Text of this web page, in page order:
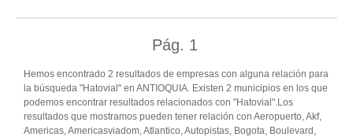
Pág. 1
Hemos encontrado 2 resultados de empresas con alguna relación para
la búsqueda "Hatovial" en ANTIOQUIA. Existen 2 municipios en los que
podemos encontrar resultados relacionados con "Hatovial".Los
resultados que mostramos pueden tener relación con Aeropuerto, Akf,
Americas, Americasviadom, Atlantico, Autopistas, Bogota, Boulevard,